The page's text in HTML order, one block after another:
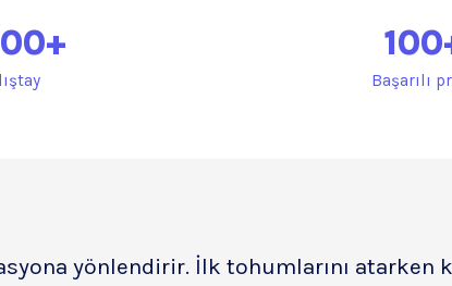
+ 100
Başarılı
yönlendirir. İlk tohumlarını atarken